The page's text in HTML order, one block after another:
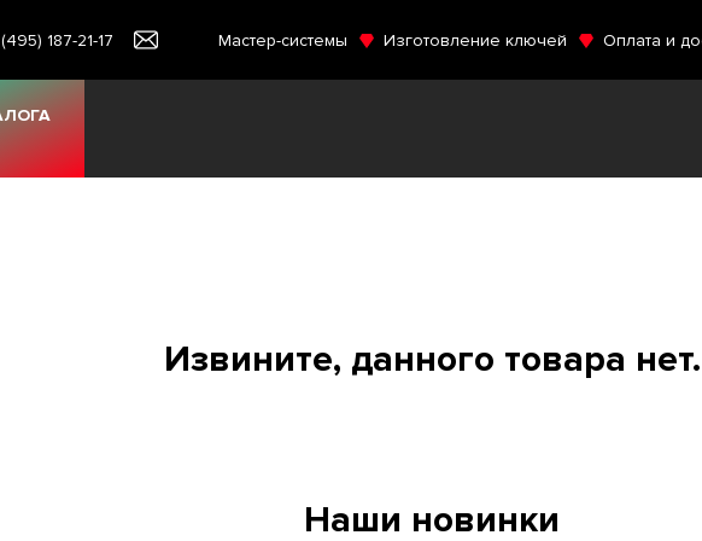
187-21-17 Мастер-системы Изготовление ключей Оплата и
Извините, данного товара нет.
Наши новинки